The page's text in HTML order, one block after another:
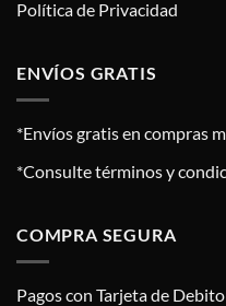
Política de Privacidad
ENVÍOS GRATIS
*Envíos gratis en compras
*Consulte términos y
COMPRA SEGURA
Pagos con Tarjeta de